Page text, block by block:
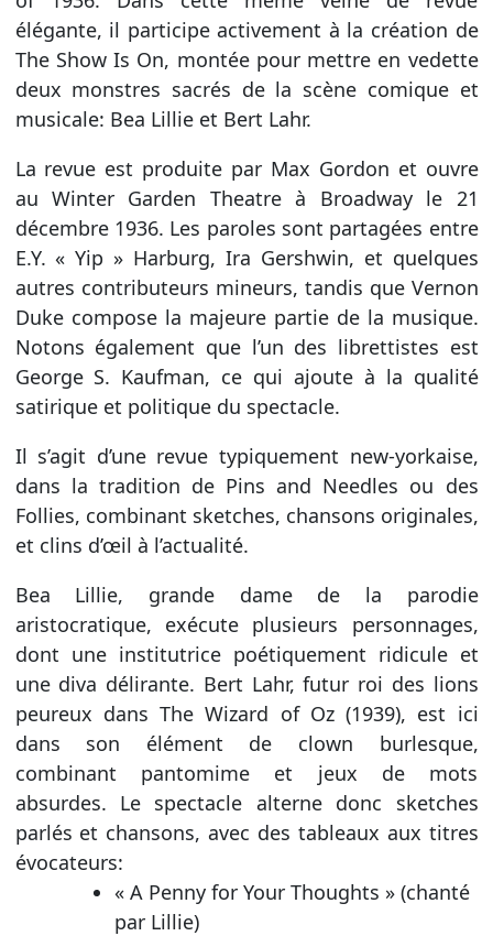
élégante, il participe activement à la création de
The Show Is On, montée pour mettre en vedette
deux monstres sacrés de la scène comique et
musicale: Bea Lillie et Bert Lahr.
La revue est produite par Max Gordon et ouvre
au Winter Garden Theatre à Broadway le 21
décembre 1936. Les paroles sont partagées entre
E.Y. « Yip » Harburg, Ira Gershwin, et quelques
autres contributeurs mineurs, tandis que Vernon
Duke compose la majeure partie de la musique.
Notons également que l’un des librettistes est
George S. Kaufman, ce qui ajoute à la qualité
satirique et politique du spectacle.
Il s’agit d’une revue typiquement new-yorkaise,
dans la tradition de Pins and Needles ou des
Follies, combinant sketches, chansons originales,
et clins d’œil à l’actualité.
Bea Lillie, grande dame de la parodie
aristocratique, exécute plusieurs personnages,
dont une institutrice poétiquement ridicule et
une diva délirante. Bert Lahr, futur roi des lions
peureux dans The Wizard of Oz (1939), est ici
dans son élément de clown burlesque,
combinant pantomime et jeux de mots
absurdes. Le spectacle alterne donc sketches
parlés et chansons, avec des tableaux aux titres
évocateurs:
« A Penny for Your Thoughts » (chanté
par Lillie)